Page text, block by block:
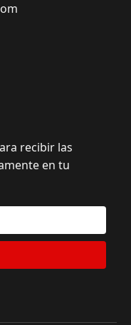
recibir las
en tu